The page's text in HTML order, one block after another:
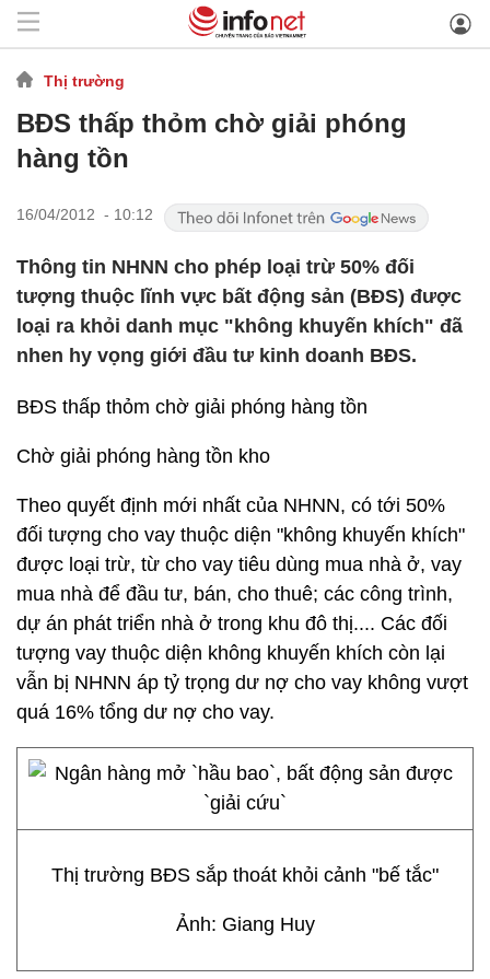
Thị trường
BĐS thấp thỏm chờ giải phóng
hàng tồn
16/04/2012 - 10:12
Thông tin NHNN cho phép loại trừ 50% đối
tượng thuộc lĩnh vực bất động sản (BĐS) được
loại ra khỏi danh mục "không khuyến khích" đã
nhen hy vọng giới đầu tư kinh doanh BĐS.
BĐS thấp thỏm chờ giải phóng hàng tồn
Chờ giải phóng hàng tồn kho
Theo quyết định mới nhất của NHNN, có tới 50%
đối tượng cho vay thuộc diện "không khuyến khích"
được loại trừ, từ cho vay tiêu dùng mua nhà ở, vay
mua nhà để đầu tư, bán, cho thuê; các công trình,
dự án phát triển nhà ở trong khu đô thị.... Các đối
tượng vay thuộc diện không khuyến khích còn lại
vẫn bị NHNN áp tỷ trọng dư nợ cho vay không vượt
quá 16% tổng dư nợ cho vay.
Thị trường BĐS sắp thoát khỏi cảnh "bế tắc"
Ảnh: Giang Huy